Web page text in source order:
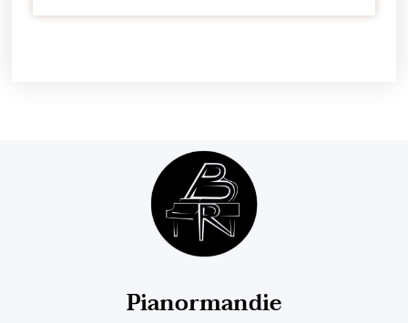
Pianormandie